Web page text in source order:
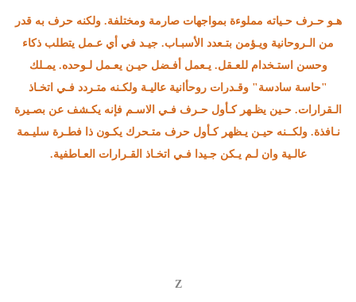
هـو حـرف حـياته مملوءة بمواجهات صارمة ومختلفة. ولكنه حرف به قدر
من الـروحانية ويـؤمن بتـعدد الأسبـاب. جيـد في أي عـمل يتطلب ذكاء
وحسن استـخدام للعـقل. يـعمل أفـضل حيـن يعـمل لـوحده. يمـلك
"حاسة سادسة" وقـدرات روحأانية عاليـة ولكـنه متـردد فـي اتخـاذ
الـقرارات. حـين يظـهر كـأول حـرف فـي الاسـم فإنه يكـشف عن بصـيرة
نـافذة. ولكــنه حيـن يـظهر كـأول حرف متـحرك يكـون ذا فطـرة سليـمة
عالـية وان لـم يـكن جـيدا فـي اتخـاذ القـرارات العـاطفية.
Z